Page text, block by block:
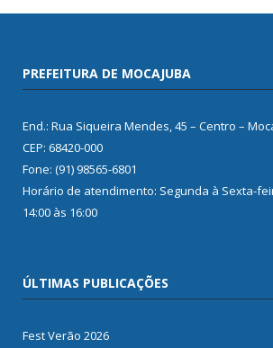
PREFEITURA DE MOCAJUBA
End.: Rua Siqueira Mendes, 45 – Centro –
CEP: 68420-000
Fone: (91) 98565-6801
Horário de atendimento: Segunda à Sexta-
14:00 às 16:00
ÚLTIMAS PUBLICAÇÕES
Fest Verão 2026